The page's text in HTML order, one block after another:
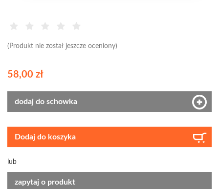
(Produkt nie został jeszcze oceniony)
58,00 zł
dodaj do schowka
Dodaj do koszyka
lub
zapytaj o produkt